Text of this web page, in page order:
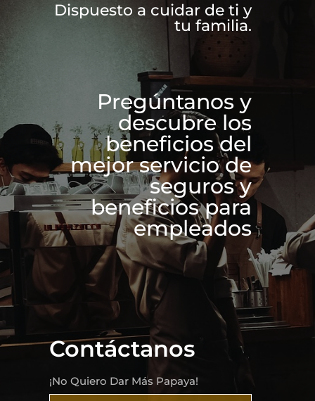
Dispuesto a cuidar de ti y
tu familia.
Pregúntanos y
descubre los
beneficios del
mejor servicio de
seguros y
beneficios para
empleados
Contáctanos
¡No Quiero Dar Más Papaya!